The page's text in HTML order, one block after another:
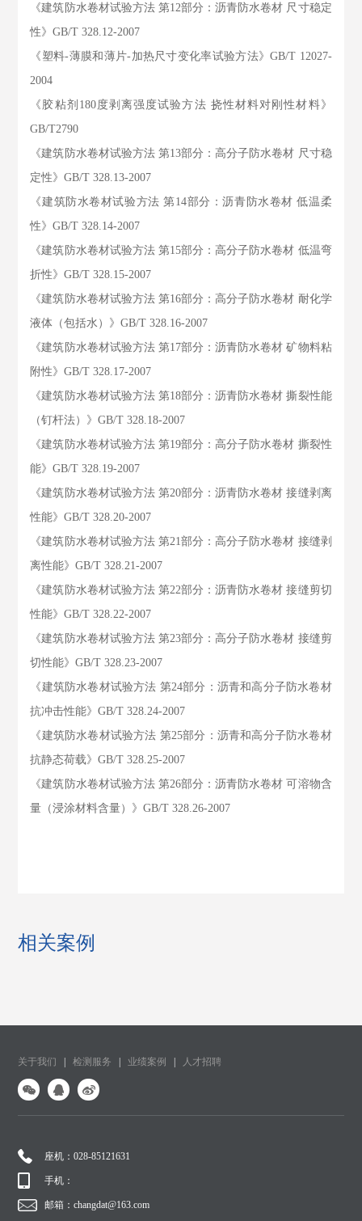
《建筑防水卷材试验方法 第12部分：沥青防水卷材 尺寸稳定
性》GB/T 328.12-2007
《塑料-薄膜和薄片-加热尺寸变化率试验方法》GB/T 12027-
2004
《胶粘剂180度剥离强度试验方法 挠性材料对刚性材料》
GB/T2790
《建筑防水卷材试验方法 第13部分：高分子防水卷材 尺寸稳
定性》GB/T 328.13-2007
《建筑防水卷材试验方法 第14部分：沥青防水卷材 低温柔
性》GB/T 328.14-2007
《建筑防水卷材试验方法 第15部分：高分子防水卷材 低温弯
折性》GB/T 328.15-2007
《建筑防水卷材试验方法 第16部分：高分子防水卷材 耐化学
液体（包括水）》GB/T 328.16-2007
《建筑防水卷材试验方法 第17部分：沥青防水卷材 矿物料粘
附性》GB/T 328.17-2007
《建筑防水卷材试验方法 第18部分：沥青防水卷材 撕裂性能
（钉杆法）》GB/T 328.18-2007
《建筑防水卷材试验方法 第19部分：高分子防水卷材 撕裂性
能》GB/T 328.19-2007
《建筑防水卷材试验方法 第20部分：沥青防水卷材 接缝剥离
性能》GB/T 328.20-2007
《建筑防水卷材试验方法 第21部分：高分子防水卷材 接缝剥
离性能》GB/T 328.21-2007
《建筑防水卷材试验方法 第22部分：沥青防水卷材 接缝剪切
性能》GB/T 328.22-2007
《建筑防水卷材试验方法 第23部分：高分子防水卷材 接缝剪
切性能》GB/T 328.23-2007
《建筑防水卷材试验方法 第24部分：沥青和高分子防水卷材
抗冲击性能》GB/T 328.24-2007
《建筑防水卷材试验方法 第25部分：沥青和高分子防水卷材
抗静态荷载》GB/T 328.25-2007
《建筑防水卷材试验方法 第26部分：沥青防水卷材 可溶物含
量（浸涂材料含量）》GB/T 328.26-2007
相关案例
关于我们 |检测服务 | 业绩案例 | 人才招聘
座机：028-85121631
手机：
邮箱：changdat@163.com